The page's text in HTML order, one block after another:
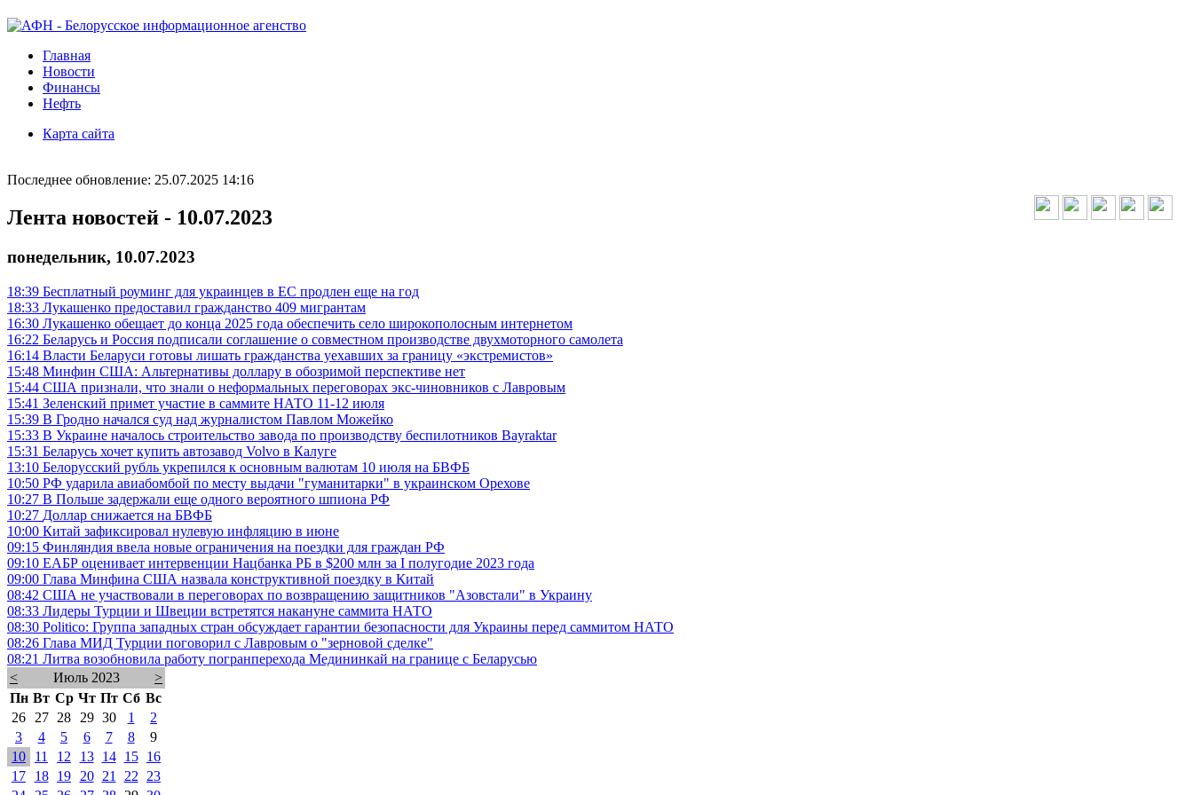
Главная
Новости
Финансы
Нефть
Карта сайта
Последнее обновление: 25.07.2025 14:16
Лента новостей - 10.07.2023
понедельник, 10.07.2023
18:39 Бесплатный роуминг для украинцев в ЕС продлен еще на год
18:33 Лукашенко предоставил гражданство 409 мигрантам
16:30 Лукашенко обещает до конца 2025 года обеспечить село широкополосным интернетом
16:22 Беларусь и Россия подписали соглашение о совместном производстве двухмоторного самолета
16:14 Власти Беларуси готовы лишать гражданства уехавших за границу «экстремистов»
15:48 Минфин США: Альтернативы доллару в обозримой перспективе нет
15:44 США признали, что знали о неформальных переговорах экс-чиновников с Лавровым
15:41 Зеленский примет участие в саммите НАТО 11-12 июля
15:39 В Гродно начался суд над журналистом Павлом Можейко
15:33 В Украине началось строительство завода по производству беспилотников Bayraktar
15:31 Беларусь хочет купить автозавод Volvo в Калуге
13:10 Белорусский рубль укрепился к основным валютам 10 июля на БВФБ
10:50 РФ ударила авиабомбой по месту выдачи "гуманитарки" в украинском Орехове
10:27 В Польше задержали еще одного вероятного шпиона РФ
10:27 Доллар снижается на БВФБ
10:00 Китай зафиксировал нулевую инфляцию в июне
09:15 Финляндия ввела новые ограничения на поездки для граждан РФ
09:10 ЕАБР оценивает интервенции Нацбанка РБ в $200 млн за I полугодие 2023 года
09:00 Глава Минфина США назвала конструктивной поездку в Китай
08:42 США не участвовали в переговорах по возвращению защитников "Азовстали" в Украину
08:33 Лидеры Турции и Швеции встретятся накануне саммита НАТО
08:30 Politico: Группа западных стран обсуждает гарантии безопасности для Украины перед саммитом НАТО
08:26 Глава МИД Турции поговорил с Лавровым о "зерновой сделке"
08:21 Литва возобновила работу погранперехода Медининкай на границе с Беларусью
<
Июль 2023
>
Пн Вт Ср Чт Пт Сб Вс
26
27 28 29 30 1
2
3
4 5 6 7 8
9
10
11 12 13 14 15
16
17
18 19 20 21 22
23